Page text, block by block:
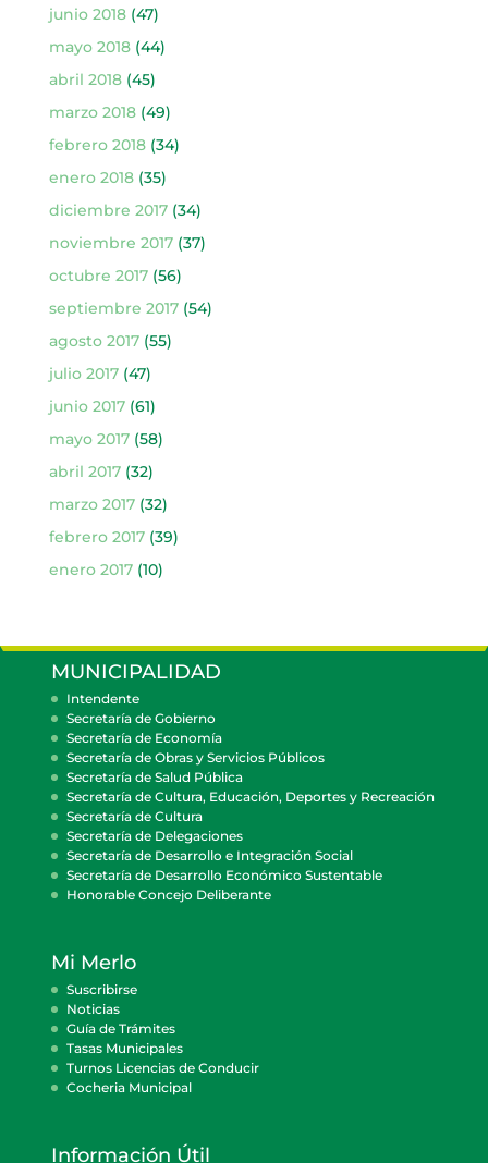
junio 2018(47)
mayo 2018(44)
abril 2018(45)
marzo 2018(49)
febrero 2018(34)
enero 2018(35)
diciembre 2017(34)
noviembre 2017(37)
octubre 2017(56)
septiembre 2017(54)
agosto 2017(55)
julio 2017(47)
junio 2017(61)
mayo 2017(58)
abril 2017(32)
marzo 2017(32)
febrero 2017(39)
enero 2017(10)
MUNICIPALIDAD
Intendente
Secretaría de Gobierno
Secretaría de Economía
Secretaría de Obras y Servicios Públicos
Secretaría de Salud Pública
Secretaría de Cultura, Educación, Deportes y Recreación
Secretaría de Cultura
Secretaría de Delegaciones
Secretaría de Desarrollo e Integración Social
Secretaría de Desarrollo Económico Sustentable
Honorable Concejo Deliberante
Mi Merlo
Suscribirse
Noticias
Guía de Trámites
Tasas Municipales
Turnos Licencias de Conducir
Cocheria Municipal
Información Útil